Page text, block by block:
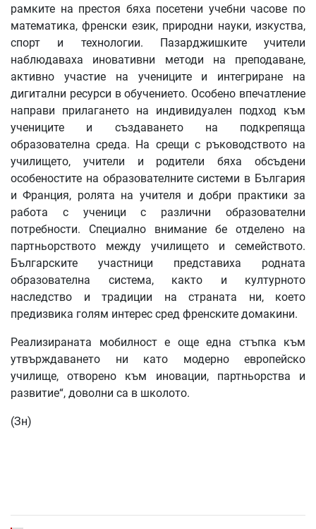
рамките на престоя бяха посетени учебни часове по
математика, френски език, природни науки, изкуства,
спорт и технологии. Пазарджишките учители
наблюдаваха иновативни методи на преподаване,
активно участие на учениците и интегриране на
дигитални ресурси в обучението. Особено впечатление
направи прилагането на индивидуален подход към
учениците и създаването на подкрепяща
образователна среда. На срещи с ръководството на
училището, учители и родители бяха обсъдени
особеностите на образователните системи в България
и Франция, ролята на учителя и добри практики за
работа с ученици с различни образователни
потребности. Специално внимание бе отделено на
партньорството между училището и семейството.
Българските участници представиха родната
образователна система, както и културното
наследство и традиции на страната ни, което
предизвика голям интерес сред френските домакини.
Реализираната мобилност е още една стъпка към
утвърждаването ни като модерно европейско
училище, отворено към иновации, партньорства и
развитие“, доволни са в школото.
(Зн)